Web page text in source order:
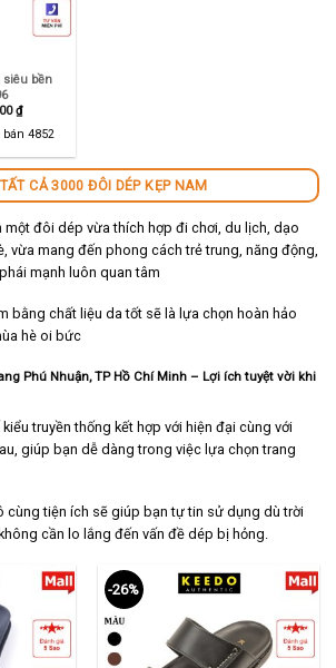
siêu bền
₫.
₫Giá
hiện
tại
là:
140,000 ₫.
bán 4852
CẢ 3000 ĐÔI DÉP KẸP NAM
một đôi dép vừa thích hợp đi chơi, du lịch, dạo
vừa mang đến phong cách trẻ trung, năng động,
mạnh luôn quan tâm
bằng chất liệu da tốt sẽ là lựa chọn hoàn hảo
hè oi bức
Phú Nhuận, TP Hồ Chí Minh – Lợi ích tuyệt vời khi
truyền thống kết hợp với hiện đại cùng với
giúp bạn dễ dàng trong việc lựa chọn trang
cùng tiện ích sẽ giúp bạn tự tin sử dụng dù trời
cần lo lắng đến vấn đề dép bị hỏng.
-26%